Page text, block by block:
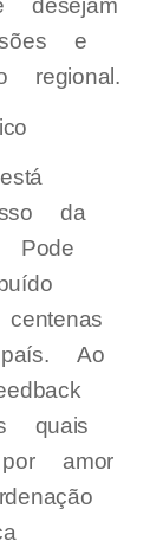
desejam
e
regional.
da
Pode
Ao
quais
amor